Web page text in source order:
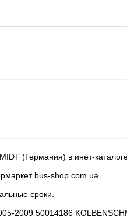
(Германия) в инет-
bus-shop.com.ua.
сроки.
2009 50014186